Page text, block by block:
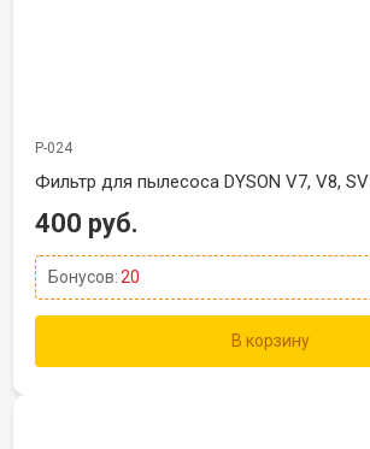
Р-024
Фильтр для пылесоса DYSON V7, V8,
400 руб.
Бонусов:20
В корзину